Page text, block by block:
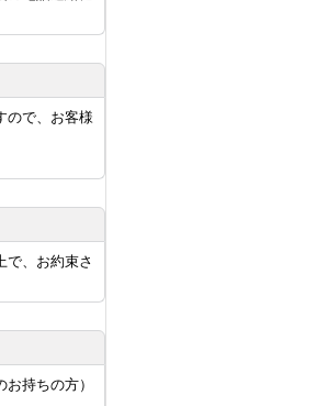
ので、お客様
で、お約束さ
持ちの方）